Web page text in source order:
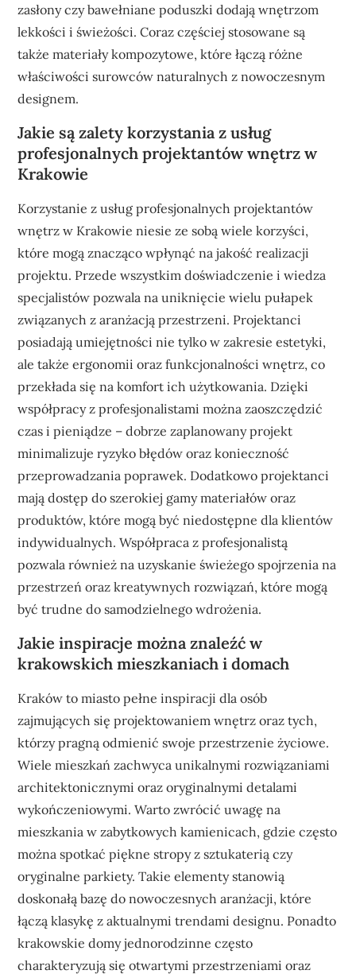
zasłony czy bawełniane poduszki dodają wnętrzom
lekkości i świeżości. Coraz częściej stosowane są
także materiały kompozytowe, które łączą różne
właściwości surowców naturalnych z nowoczesnym
designem.
Jakie są zalety korzystania z usług
profesjonalnych projektantów wnętrz w
Krakowie
Korzystanie z usług profesjonalnych projektantów
wnętrz w Krakowie niesie ze sobą wiele korzyści,
które mogą znacząco wpłynąć na jakość realizacji
projektu. Przede wszystkim doświadczenie i wiedza
specjalistów pozwala na uniknięcie wielu pułapek
związanych z aranżacją przestrzeni. Projektanci
posiadają umiejętności nie tylko w zakresie estetyki,
ale także ergonomii oraz funkcjonalności wnętrz, co
przekłada się na komfort ich użytkowania. Dzięki
współpracy z profesjonalistami można zaoszczędzić
czas i pieniądze – dobrze zaplanowany projekt
minimalizuje ryzyko błędów oraz konieczność
przeprowadzania poprawek. Dodatkowo projektanci
mają dostęp do szerokiej gamy materiałów oraz
produktów, które mogą być niedostępne dla klientów
indywidualnych. Współpraca z profesjonalistą
pozwala również na uzyskanie świeżego spojrzenia na
przestrzeń oraz kreatywnych rozwiązań, które mogą
być trudne do samodzielnego wdrożenia.
Jakie inspiracje można znaleźć w
krakowskich mieszkaniach i domach
Kraków to miasto pełne inspiracji dla osób
zajmujących się projektowaniem wnętrz oraz tych,
którzy pragną odmienić swoje przestrzenie życiowe.
Wiele mieszkań zachwyca unikalnymi rozwiązaniami
architektonicznymi oraz oryginalnymi detalami
wykończeniowymi. Warto zwrócić uwagę na
mieszkania w zabytkowych kamienicach, gdzie często
można spotkać piękne stropy z sztukaterią czy
oryginalne parkiety. Takie elementy stanowią
doskonałą bazę do nowoczesnych aranżacji, które
łączą klasykę z aktualnymi trendami designu. Ponadto
krakowskie domy jednorodzinne często
charakteryzują się otwartymi przestrzeniami oraz